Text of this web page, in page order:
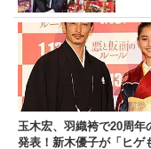
玉木宏、羽織袴で20周年
発表！新木優子が「ヒゲ